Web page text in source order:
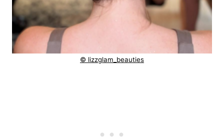
© lizzglam_beauties